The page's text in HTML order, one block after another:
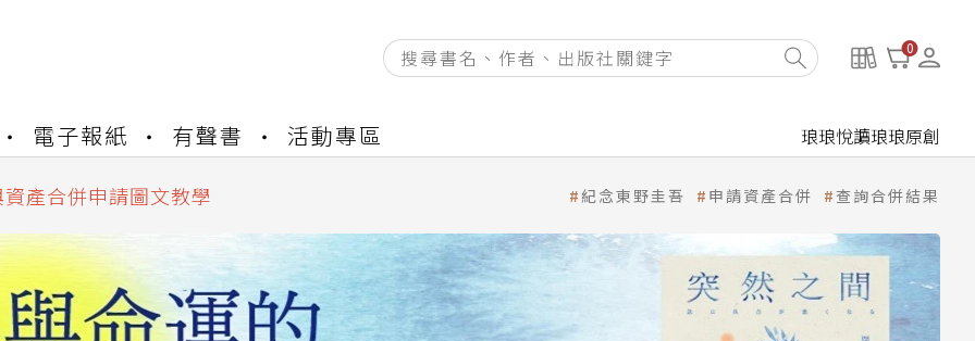
0
電子報紙 有聲書 活動專區 琅琅悅讀琅琅原創
開通申請
產合併申請圖文教學
開通申請
紀念東野圭吾 申請資產合併 查詢合併結果